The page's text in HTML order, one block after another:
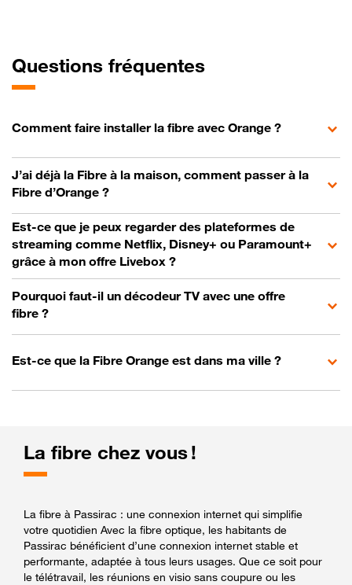
Questions fréquentes
Comment faire installer la fibre avec Orange ?
J’ai déjà la Fibre à la maison, comment passer à la
Fibre d’Orange ?
Est-ce que je peux regarder des plateformes de
streaming comme Netflix, Disney+ ou Paramount+
grâce à mon offre Livebox ?
Pourquoi faut-il un décodeur TV avec une offre
fibre ?
Est-ce que la Fibre Orange est dans ma ville ?
La fibre chez vous !
La fibre à Passirac : une connexion internet qui simplifie
votre quotidien Avec la fibre optique, les habitants de
Passirac bénéficient d’une connexion internet stable et
performante, adaptée à tous leurs usages. Que ce soit pour
le télétravail, les réunions en visio sans coupure ou les